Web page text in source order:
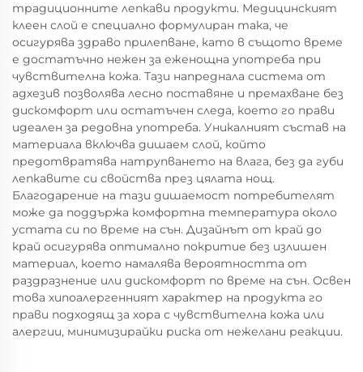
традиционните лепкави продукти. Медицинският
клеен слой е специално формулиран така, че
осигурява здраво прилепване, като в същото време
е достатъчно нежен за еженощна употреба при
чувствителна кожа. Тази напреднала система от
адхезив позволява лесно поставяне и премахване без
дискомфорт или остатъчен следа, което го прави
идеален за редовна употреба. Уникалният състав на
материала включва дишаем слой, който
предотвратява натрупването на влага, без да губи
лепкавите си свойства през цялата нощ.
Благодарение на тази дишаемост потребителят
може да поддържа комфортна температура около
устата си по време на сън. Дизайнът от край до
край осигурява оптимално покритие без излишен
материал, което намалява вероятността от
раздразнение или дискомфорт по време на сън. Освен
това хипоалергенният характер на продукта го
прави подходящ за хора с чувствителна кожа или
алергии, минимизирайки риска от нежелани реакции.